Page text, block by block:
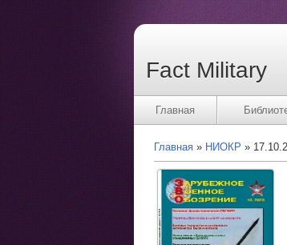
Fact Military
Главная
Главная НИОКР